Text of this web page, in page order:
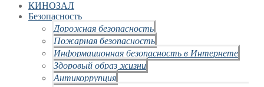
КИНОЗАЛ
Безопасность
Дорожная безопасность
Пожарная безопасность
Информационная безопасность в Интернете
Здоровый образ жизни
Антикоррупция